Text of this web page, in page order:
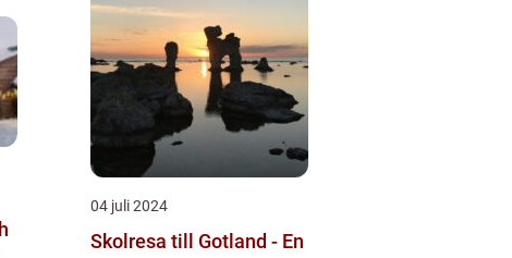
04 juli 2024
Skolresa till Gotland - En